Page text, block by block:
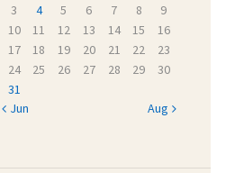
3
4 5 6 7 8
9
10
11 12 13 14 15
16
17
18 19 20 21 22
23
24
25 26 27 28 29
30
31
« Jun
Aug »